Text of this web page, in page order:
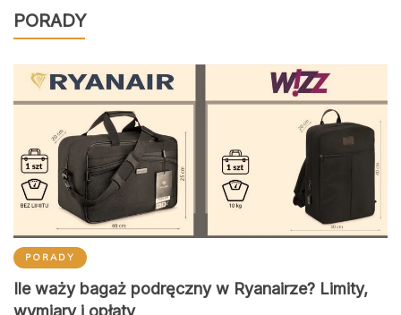
PORADY
PORADY
Ile waży bagaż podręczny w Ryanairze? Limity,
wymiary i opłaty